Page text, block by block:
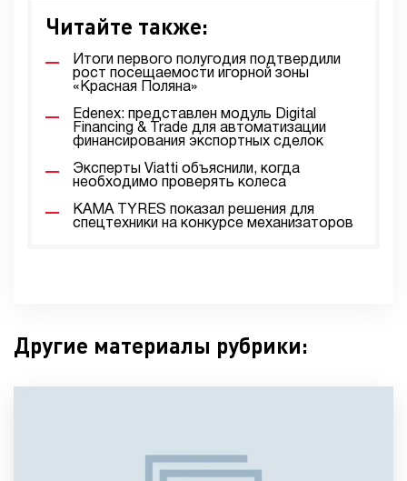
Читайте также:
Итоги первого полугодия подтвердили
рост посещаемости игорной зоны
«Красная Поляна»
Edenex: представлен модуль Digital
Financing & Trade для автоматизации
финансирования экспортных сделок
Эксперты Viatti объяснили, когда
необходимо проверять колеса
KAMA TYRES показал решения для
спецтехники на конкурсе механизаторов
Другие материалы рубрики: